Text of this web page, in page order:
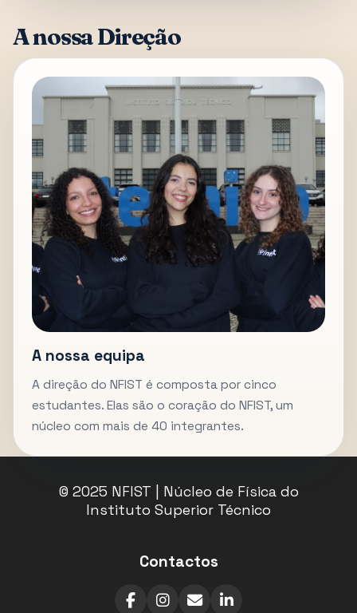
A nossa Direção
A nossa equipa
A direção do NFIST é composta por cinco
estudantes. Elas são o coração do NFIST, um
núcleo com mais de 40 integrantes.
© 2025 NFIST | Núcleo de Física do
Instituto Superior Técnico
Contactos